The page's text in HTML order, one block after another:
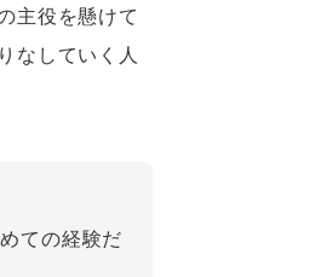
主役を懸けて
なしていく人
ての経験だ